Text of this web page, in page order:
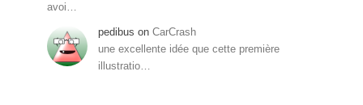
avoi…
pedibus on CarCrash
une excellente idée que cette première
illustratio…